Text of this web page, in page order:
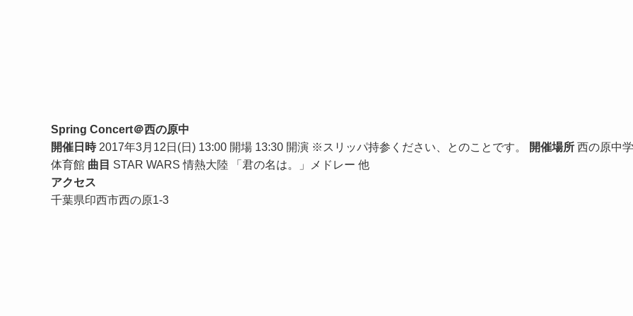
Spring Concert＠西の原中
開催日時2017年3月12日(日) 13:00 開場 13:30 開演 ※スリッパ持参ください、とのことです。 開催場所 西の原中
体育館 曲目 STAR WARS 情熱大陸 「君の名は。」メドレー 他
アクセス
千葉県印西市西の原1-3